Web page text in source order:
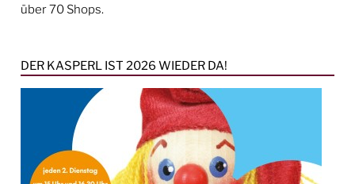
über 70 Shops.
DER KASPERL IST 2026 WIEDER DA!